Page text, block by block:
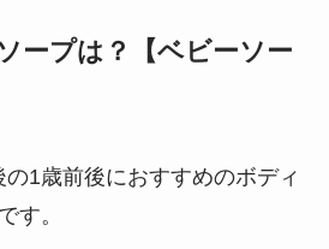
ープは？【ベビーソー
1歳前後におすすめのボディ
す。